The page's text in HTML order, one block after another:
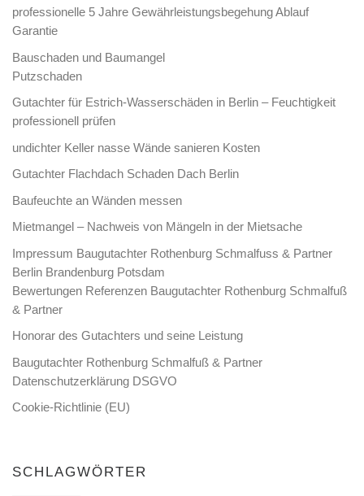
professionelle 5 Jahre Gewährleistungsbegehung Ablauf
Garantie
Bauschaden und Baumangel
Putzschaden
Gutachter für Estrich-Wasserschäden in Berlin – Feuchtigkeit
professionell prüfen
undichter Keller nasse Wände sanieren Kosten
Gutachter Flachdach Schaden Dach Berlin
Baufeuchte an Wänden messen
Mietmangel – Nachweis von Mängeln in der Mietsache
Impressum Baugutachter Rothenburg Schmalfuss & Partner
Berlin Brandenburg Potsdam
Bewertungen Referenzen Baugutachter Rothenburg Schmalfuß
& Partner
Honorar des Gutachters und seine Leistung
Baugutachter Rothenburg Schmalfuß & Partner
Datenschutzerklärung DSGVO
Cookie-Richtlinie (EU)
SCHLAGWÖRTER